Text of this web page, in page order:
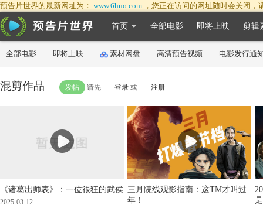
预告片世界的最新网址为： www.6huo.com ，您正在访问的网址随时会关闭
首页 全部电影 即将上映 剪辑
全部电影 即将上映 素材网盘 高清预告视频 电影发行通
混剪作品 发帖 请先 登录 或 注册
《诸葛出师表》：一位很狂的武侯
2025-03-12
三月院线观影指南：这TM才叫过
年！